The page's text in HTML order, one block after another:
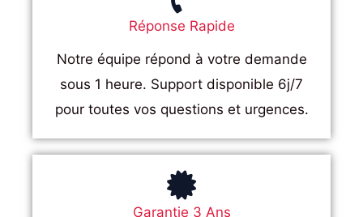
Réponse Rapide
Notre équipe répond à votre demande
sous 1 heure. Support disponible 6j/7
pour toutes vos questions et urgences.
Garantie 3 Ans